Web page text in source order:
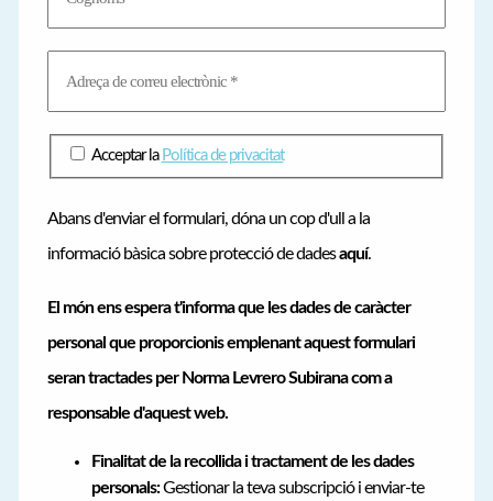
Acceptar la Política de privacitat
Abans d'enviar el formulari, dóna un cop d'ull a la
informació bàsica sobre protecció de dadesaquí.
El món ens espera t'informa que les dades de caràcter
personal que proporcionis emplenant aquest formulari
seran tractades per Norma Levrero Subirana com a
responsable d'aquest web.
Finalitat de la recollida i tractament de les dades
personals:Gestionar la teva subscripció i enviar-te